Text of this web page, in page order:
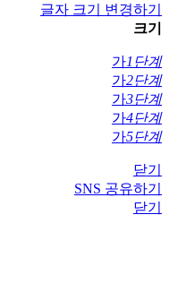
글자 크기 변경하기
크기
가1단계
가2단계
가3단계
가4단계
가5단계
닫기
SNS 공유하기
닫기